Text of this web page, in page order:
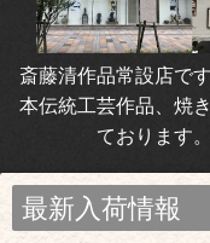
斎藤清作品常設店で
本伝統工芸作品、焼
ております
最新入荷情報